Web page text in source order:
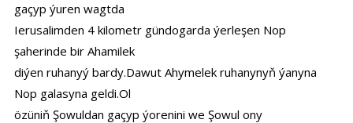
gaçyp ýuren wagtda
Ierusalimden 4 kilometr gündogarda ýerleşen Nop
şaherinde bir Ahamilek
diýen ruhanyý bardy.Dawut Ahymelek ruhanynyň ýanyna
Nop galasyna geldi.Ol
özüniň Şowuldan gaçyp ýorenini we Şowul ony